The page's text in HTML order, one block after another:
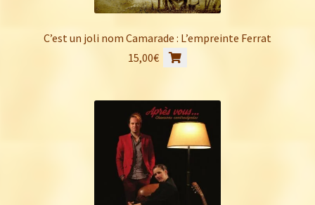
C’est un joli nom Camarade : L’empreinte Ferrat
15,00€